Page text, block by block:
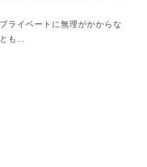
ライベートに無理がかからな
も…